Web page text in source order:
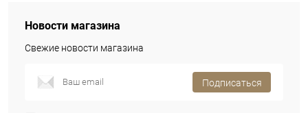
Новости магазина
Свежие новости магазина
Подписаться